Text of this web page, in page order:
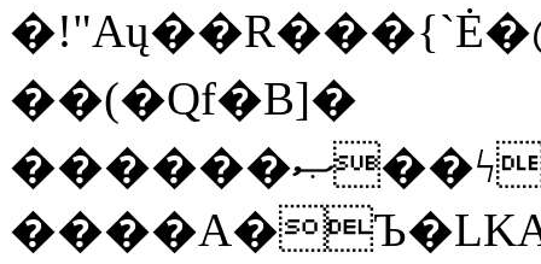
��(�Qf�B]�
������ޞ��ϟak��r��_39$�8�p���7�2�yIZ�R��x��/